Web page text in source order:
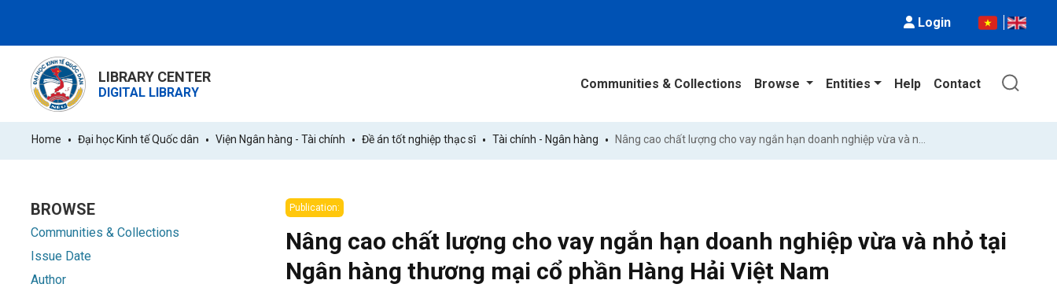
Login
LIBRARY CENTER
DIGITAL LIBRARY
Communities & Collections Browse Entities Help Contact
Home Đại học Kinh tế Quốc dân Viện Ngân hàng - Tài chính Đề án tốt nghiệp thạc sĩ Tài chính - Ngân hàng
BROWSE
Communities & Collections
Issue Date
Author
Publication:
Nâng cao chất lượng cho vay ngắn hạn doanh nghiệp vừa và nhỏ tại
Ngân hàng thương mại cổ phần Hàng Hải Việt Nam